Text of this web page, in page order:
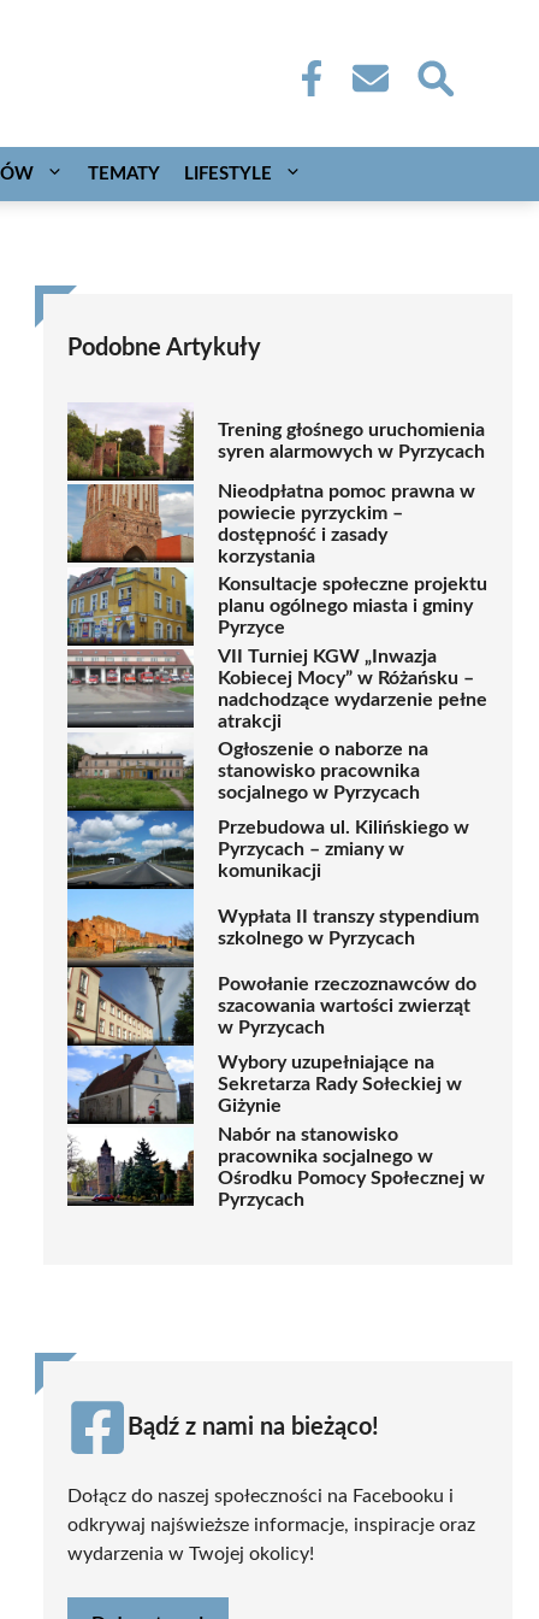
TEMATY LIFESTYLE
Podobne Artykuły
Trening głośnego uruchomienia
syren alarmowych w Pyrzycach
Nieodpłatna pomoc prawna w
powiecie pyrzyckim –
dostępność i zasady
korzystania
Konsultacje społeczne projektu
planu ogólnego miasta i gminy
Pyrzyce
VII Turniej KGW „Inwazja
Kobiecej Mocy” w Różańsku –
nadchodzące wydarzenie pełne
atrakcji
Ogłoszenie o naborze na
stanowisko pracownika
socjalnego w Pyrzycach
Przebudowa ul. Kilińskiego w
Pyrzycach – zmiany w
komunikacji
Wypłata II transzy stypendium
szkolnego w Pyrzycach
Powołanie rzeczoznawców do
szacowania wartości zwierząt
w Pyrzycach
Wybory uzupełniające na
Sekretarza Rady Sołeckiej w
Giżynie
Nabór na stanowisko
pracownika socjalnego w
Ośrodku Pomocy Społecznej w
Pyrzycach
Bądź z nami na bieżąco!
Dołącz do naszej społeczności na Facebooku i
odkrywaj najświeższe informacje, inspiracje oraz
wydarzenia w Twojej okolicy!